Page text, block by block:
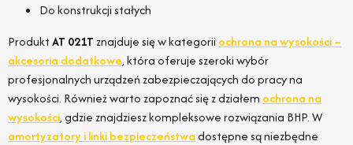
Do konstrukcji stałych
ProduktAT 021T znajduje się w kategorii ochrona na wysokości –
akcesoria dodatkowe, która oferuje szeroki wybór
profesjonalnych urządzeń zabezpieczających do pracy na
wysokości. Również warto zapoznać się z działem ochrona na
wysokości, gdzie znajdziesz kompleksowe rozwiązania BHP. W
amortyzatory i linki bezpieczeństwadostępne są niezbędne